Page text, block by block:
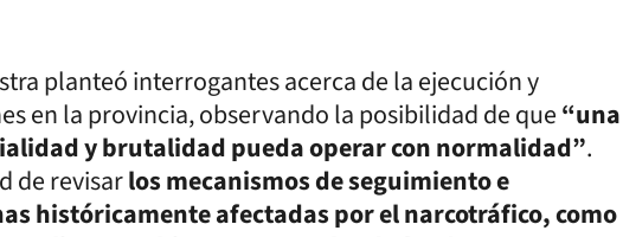
planteó interrogantes acerca de la ejecución y
en la provincia, observando la posibilidad de que“una
y brutalidad pueda operar con normalidad”.
de revisarlos mecanismos de seguimiento e
históricamente afectadas por el narcotráfico, como